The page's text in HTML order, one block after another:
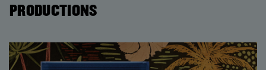
PRODUCTIONS